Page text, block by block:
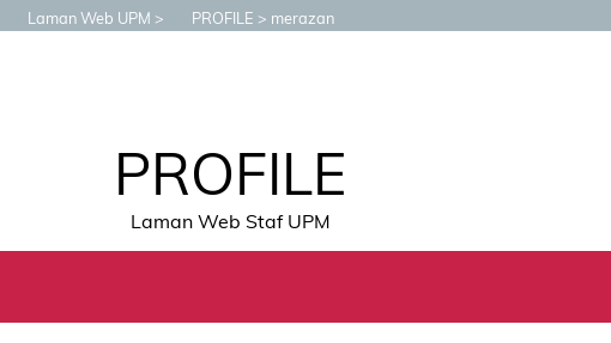
Laman Web UPM PROFILE merazan
PROFILE
Laman Web Staf UPM